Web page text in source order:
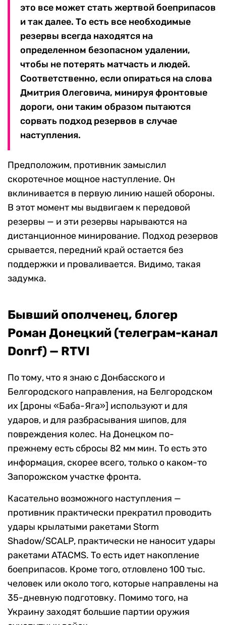
это все может стать жертвой боеприпасов
и так далее. То есть все необходимые
резервы всегда находятся на
определенном безопасном удалении,
чтобы не потерять матчасть и людей.
Соответственно, если опираться на слова
Дмитрия Олеговича, минируя фронтовые
дороги, они таким образом пытаются
сорвать подход резервов в случае
наступления.
Предположим, противник замыслил
скоротечное мощное наступление. Он
вклинивается в первую линию нашей обороны.
В этот момент мы выдвигаем к передовой
резервы — и эти резервы нарываются на
дистанционное минирование. Подход резервов
срывается, передний край остается без
поддержки и проваливается. Видимо, такая
задумка.
Бывший ополченец, блогер
Роман Донецкий (телеграм-канал
Donrf) — RTVI
По тому, что я знаю с Донбасского и
Белгородского направления, на Белгородском
их [дроны «Баба-Яга»] используют и для
ударов, и для разбрасывания шипов, для
повреждения колес. На Донецком по-
прежнему есть сбросы 82 мм мин. То есть это
информация, скорее всего, только о каком-то
Запорожском участке фронта.
Касательно возможного наступления —
противник практически прекратил проводить
удары крылатыми ракетами Storm
Shadow/SCALP, практически не наносит удары
ракетами ATACMS. То есть идет накопление
боеприпасов. Кроме того, отловлено 100 тыс.
человек или около того, которые направлены на
35-дневную подготовку. Помимо того, на
Украину заходят большие партии оружия